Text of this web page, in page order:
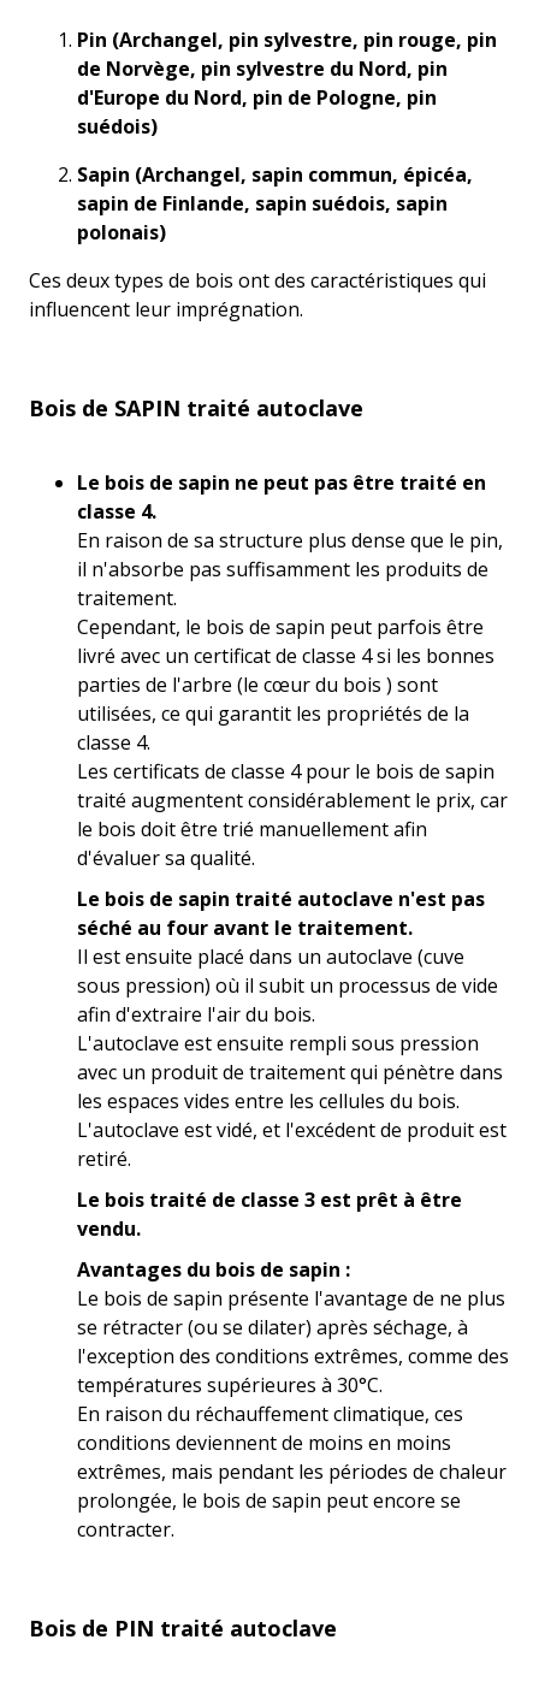
Pin (Archangel, pin sylvestre, pin rouge, pin
de Norvège, pin sylvestre du Nord, pin
d'Europe du Nord, pin de Pologne, pin
suédois)
Sapin (Archangel, sapin commun, épicéa,
sapin de Finlande, sapin suédois, sapin
polonais)
Ces deux types de bois ont des caractéristiques qui
influencent leur imprégnation.
Bois de SAPIN traité autoclave
Le bois de sapin ne peut pas être traité en
classe 4.
En raison de sa structure plus dense que le pin,
il n'absorbe pas suffisamment les produits de
traitement.
Cependant, le bois de sapin peut parfois être
livré avec un certificat de classe 4 si les bonnes
parties de l'arbre (le cœur du bois ) sont
utilisées, ce qui garantit les propriétés de la
classe 4.
Les certificats de classe 4 pour le bois de sapin
traité augmentent considérablement le prix, car
le bois doit être trié manuellement afin
d'évaluer sa qualité.
Le bois de sapin traité autoclave n'est pas
séché au four avant le traitement.
Il est ensuite placé dans un autoclave (cuve
sous pression) où il subit un processus de vide
afin d'extraire l'air du bois.
L'autoclave est ensuite rempli sous pression
avec un produit de traitement qui pénètre dans
les espaces vides entre les cellules du bois.
L'autoclave est vidé, et l'excédent de produit est
retiré.
Le bois traité de classe 3 est prêt à être
vendu.
Avantages du bois de sapin :
Le bois de sapin présente l'avantage de ne plus
se rétracter (ou se dilater) après séchage, à
l'exception des conditions extrêmes, comme des
températures supérieures à 30°C.
En raison du réchauffement climatique, ces
conditions deviennent de moins en moins
extrêmes, mais pendant les périodes de chaleur
prolongée, le bois de sapin peut encore se
contracter.
Bois de PIN traité autoclave